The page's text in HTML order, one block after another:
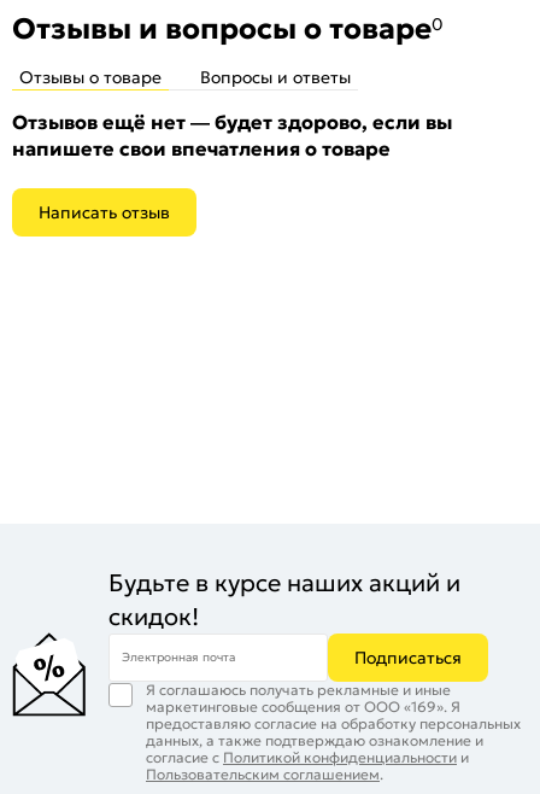
Количество шт. в упаковке:
Отзывы и вопросы о товаре0
Отзывы о товаре Вопросы и ответы
Отзывов ещё нет — будет здорово, если вы
напишете свои впечатления о товаре
Написать отзыв
Будьте в курсе наших акций и
скидок!
Электронная почта Подписаться
Я соглашаюсь получать рекламные и иные
маркетинговые сообщения от ООО «169». Я
предоставляю согласие на обработку персональных
данных, а также подтверждаю ознакомление и
согласие с Политикой конфиденциальности и
Пользовательским соглашением.